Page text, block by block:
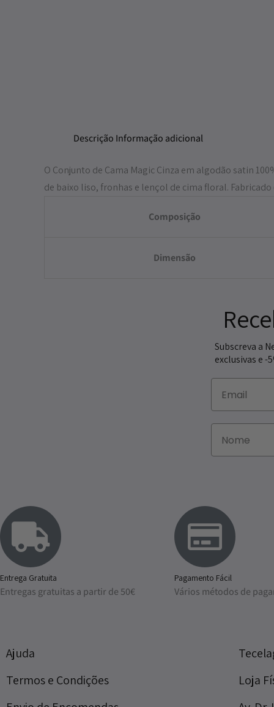
Descrição Informação adicional
O Conjunto de Cama Magic Cinza em algodão satin
de baixo liso, fronhas e lençol de cima floral.
Composição
Dimensão
Subscreva a
exclusivas e -
Entrega Gratuita
Entregas gratuitas a partir de 50€
Pagamento Fácil
Vários métodos de
Ajuda
Termos e Condições
Loja